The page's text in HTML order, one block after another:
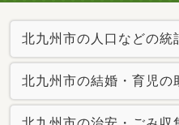
北九州市の人口などの統
北九州市の結婚・育児の